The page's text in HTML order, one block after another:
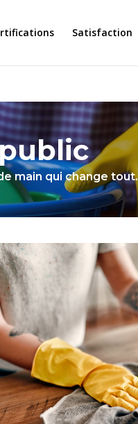
Satisfaction
main qui change tout.